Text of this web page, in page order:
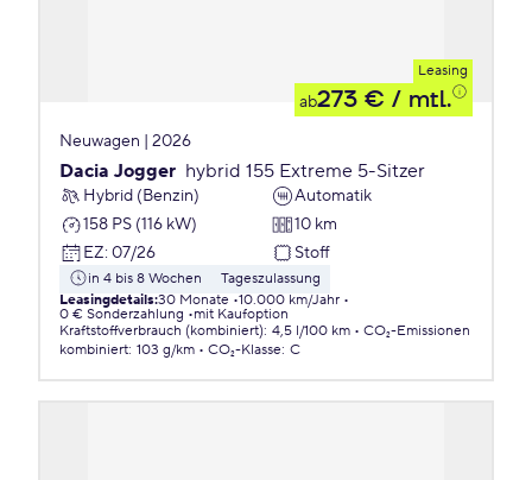
Leasing
ab273 € / mtl.
Neuwagen | 2026
Dacia Jogger hybrid 155 Extreme 5-Sitzer
Hybrid (Benzin)
Automatik
158 PS (116 kW)
10 km
EZ: 07/26 Stoff
in 4 bis 8 Wochen
Tageszulassung
Leasingdetails:30 Monate 10.000 km/Jahr
0 € Sonderzahlung
mit Kaufoption
Kraftstoffverbrauch (kombiniert): 4,5 l/100 km
CO₂-Emissionen
kombiniert: 103 g/km CO₂-Klasse: C